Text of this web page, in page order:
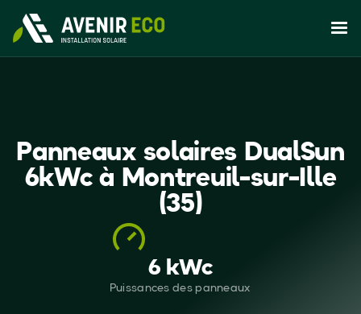
Panneaux solaires DualSun
6kWc à Montreuil-sur-Ille
(35)
6 kWc
Puissances des panneaux